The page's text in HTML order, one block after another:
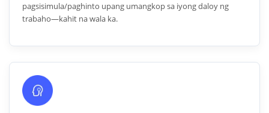
pagsisimula/paghinto upang umangkop sa iyong daloy ng
trabaho—kahit na wala ka.